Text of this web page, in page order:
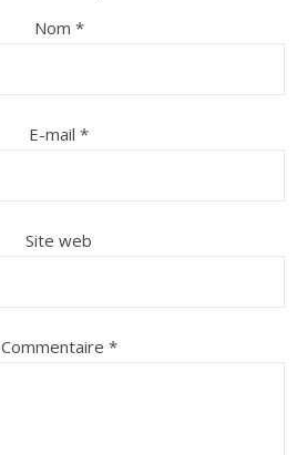
Nom *
E-mail *
Site web
Commentaire *